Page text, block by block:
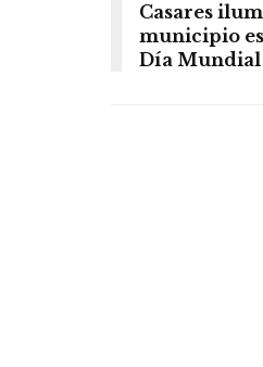
Casares
municipio
Día Mundial